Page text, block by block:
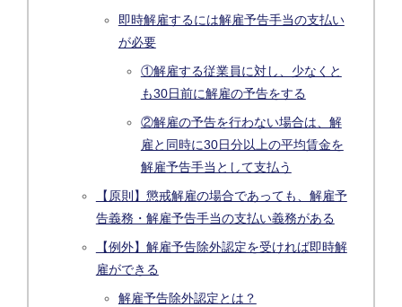
即時解雇するには解雇予告手当の支払い
が必要
①解雇する従業員に対し、少なくと
も30日前に解雇の予告をする
②解雇の予告を行わない場合は、解
雇と同時に30日分以上の平均賃金を
解雇予告手当として支払う
【原則】懲戒解雇の場合であっても、解雇予
告義務・解雇予告手当の支払い義務がある
【例外】解雇予告除外認定を受ければ即時解
雇ができる
解雇予告除外認定とは？